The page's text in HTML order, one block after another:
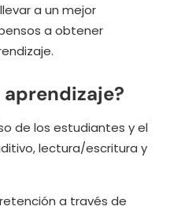
a un mejor
a obtener
de los estudiantes y el
lectura/escritura y
a través de